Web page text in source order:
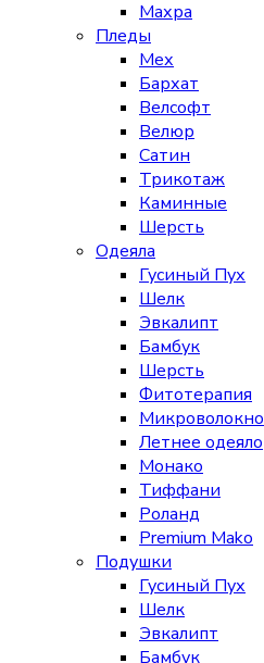
Махра
Пледы
Мех
Бархат
Велсофт
Велюр
Сатин
Трикотаж
Каминные
Шерсть
Одеяла
Гусиный Пух
Шелк
Эвкалипт
Бамбук
Шерсть
Фитотерапия
Микроволокно
Летнее одеяло
Монако
Тиффани
Роланд
Premium Mako
Подушки
Гусиный Пух
Шелк
Эвкалипт
Бамбук